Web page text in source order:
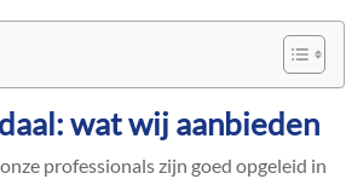
wat wij aanbieden
professionals zijn goed opgeleid in